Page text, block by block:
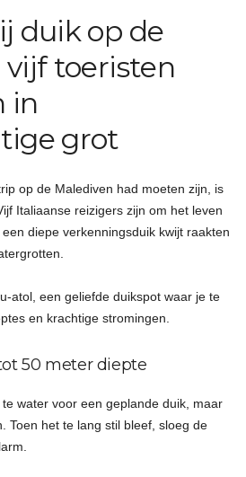
duik op de
vijf toeristen
in
grot
op de Malediven had moeten zijn, is
Italiaanse reizigers zijn om het leven
diepe verkenningsduik kwijt raakten
atol, een geliefde duikspot waar je te
en krachtige stromingen.
50 meter diepte
water voor een geplande duik, maar
Toen het te lang stil bleef, sloeg de